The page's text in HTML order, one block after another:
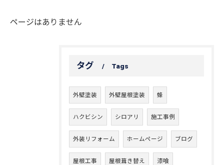
ページはありません
タグ Tags
外壁塗装 外壁屋根塗装 蜂
ハクビシン シロアリ 施工事例
外装リフォーム ホームページ ブログ
屋根工事 屋根葺き替え 漆喰